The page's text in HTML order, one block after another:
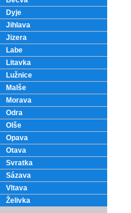
Dyje
Jihlava
Jizera
Labe
Litavka
Lužnice
Malše
Morava
Odra
Olše
Opava
Otava
Svratka
Sázava
Vltava
Želivka